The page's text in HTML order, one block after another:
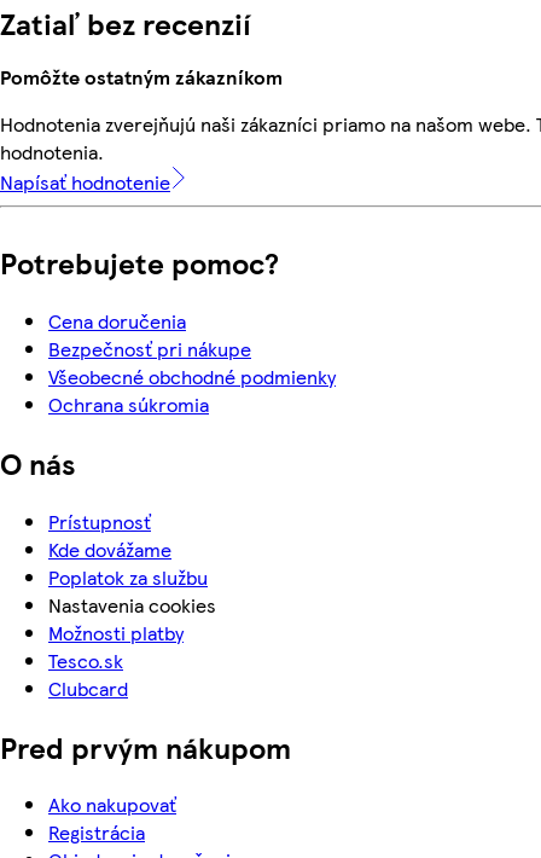
Zatiaľ bez recenzií
Pomôžte ostatným zákazníkom
Hodnotenia zverejňujú naši zákazníci priamo na našom
hodnotenia.
Napísať hodnotenie
Potrebujete pomoc?
Cena doručenia
Bezpečnosť pri nákupe
Všeobecné obchodné podmienky
Ochrana súkromia
O nás
Prístupnosť
Kde dovážame
Poplatok za službu
Nastavenia cookies
Možnosti platby
Tesco.sk
Clubcard
Pred prvým nákupom
Ako nakupovať
Registrácia